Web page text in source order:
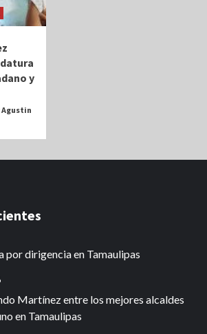
y
Agustin
por dirigencia en Tamaulipas
Martínez entre los mejores alcaldes
en Tamaulipas